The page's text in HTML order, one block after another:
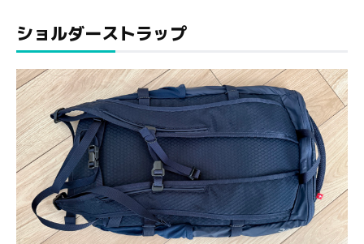
ショルダーストラップ